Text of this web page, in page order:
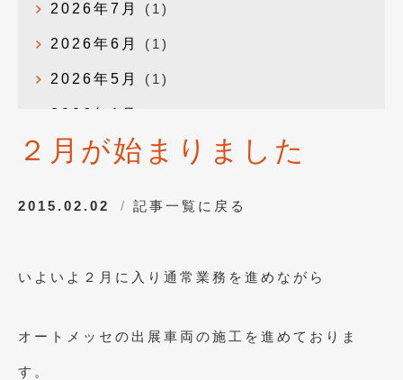
2026年7月 (1)
2026年6月 (1)
2026年5月 (1)
2026年1月
2025年12月 (3)
2024年8月 (1)
２月が始まりました
2015.02.02 記事一覧に戻る
いよいよ２月に入り通常業務を進めながら
オートメッセの出展車両の施工を進めておりま
す。